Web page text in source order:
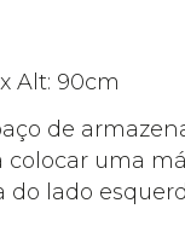
Alt: 90cm
de
colocar uma
do lado